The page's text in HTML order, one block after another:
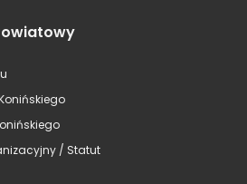
/ Statut